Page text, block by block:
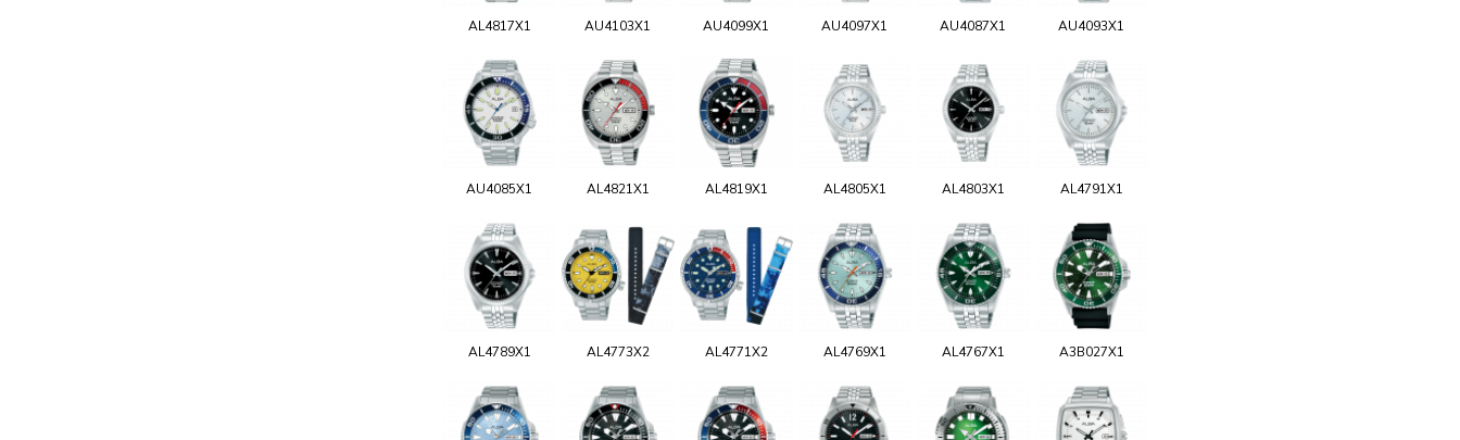
AL4817X1 AU4103X1 AU4099X1 AU4097X1 AU4087X1 AU4093X1
AU4085X1 AL4821X1 AL4819X1 AL4805X1 AL4803X1 AL4791X1
AL4789X1 AL4773X2 AL4771X2 AL4769X1 AL4767X1 A3B027X1